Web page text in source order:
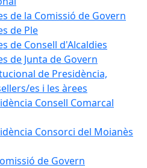
de la Comissió de Govern
de Ple
de Consell d'Alcaldies
de Junta de Govern
de Presidència,
es i les àrees
Consell Comarcal
Consorci del Moianès
de Govern